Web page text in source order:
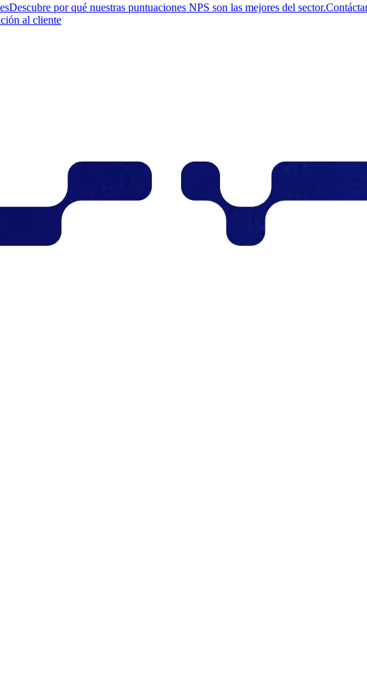
Descubre por qué nuestras puntuaciones NPS son las mejores del sector.
al cliente